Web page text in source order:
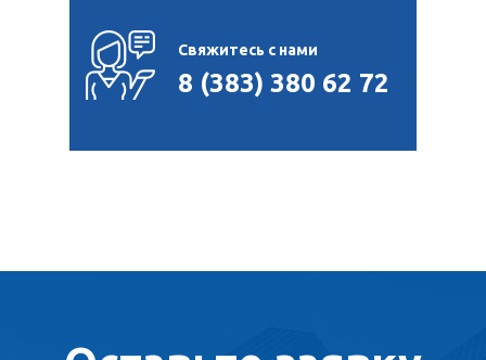
Свяжитесь с нами
8 (383) 380 62 72